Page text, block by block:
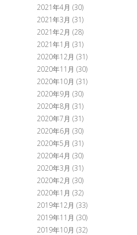
2021年4月 (30)
2021年3月 (31)
2021年2月 (28)
2021年1月 (31)
2020年12月 (31)
2020年11月 (30)
2020年10月 (31)
2020年9月 (30)
2020年8月 (31)
2020年7月 (31)
2020年6月 (30)
2020年5月 (31)
2020年4月 (30)
2020年3月 (31)
2020年2月 (30)
2020年1月 (32)
2019年12月 (33)
2019年11月 (30)
2019年10月 (32)